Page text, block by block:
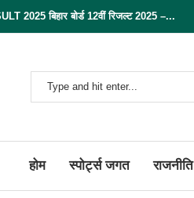
2025 बिहार बोर्ड 12वीं रिजल्ट 2025 –...
होम स्पोर्ट्स जगत राजनीति